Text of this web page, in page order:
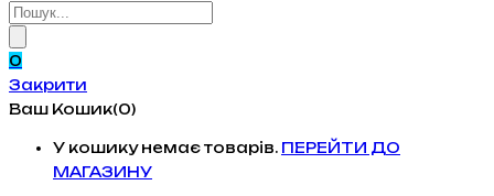
Products
0
Закрити
Ваш Кошик(0)
У кошику немає товарів. ПЕРЕЙТИ ДО
МАГАЗИНУ